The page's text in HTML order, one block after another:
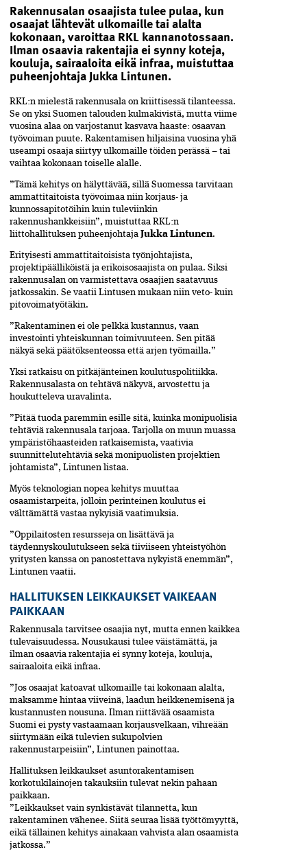
Rakennusalan osaajista tulee pulaa, kun
osaajat lähtevät ulkomaille tai alalta
kokonaan, varoittaa RKL kannanotossaan.
Ilman osaavia rakentajia ei synny koteja,
kouluja, sairaaloita eikä infraa, muistuttaa
puheenjohtaja Jukka Lintunen.
RKL:n mielestä rakennusala on kriittisessä tilanteessa.
Se on yksi Suomen talouden kulmakivistä, mutta viime
vuosina alaa on varjostanut kasvava haaste: osaavan
työvoiman puute. Rakentamisen hiljaisina vuosina yhä
useampi osaaja siirtyy ulkomaille töiden perässä – tai
vaihtaa kokonaan toiselle alalle.
”Tämä kehitys on hälyttävää, sillä Suomessa tarvitaan
ammattitaitoista työvoimaa niin korjaus- ja
kunnossapitotöihin kuin tuleviinkin
rakennushankkeisiin”, muistuttaa RKL:n
liittohallituksen puheenjohtaja Jukka Lintunen.
Erityisesti ammattitaitoisista työnjohtajista,
projektipäälliköistä ja erikoisosaajista on pulaa. Siksi
rakennusalan on varmistettava osaajien saatavuus
jatkossakin. Se vaatii Lintusen mukaan niin veto- kuin
pitovoimatyötäkin.
”Rakentaminen ei ole pelkkä­ kustannus, vaan
investointi yhteiskunnan toimivuuteen. Sen pitää
näkyä sekä päätöksenteossa että arjen työmailla.”
Yksi ratkaisu on pitkäjänteinen koulutuspolitiikka.
Rakennusalasta on tehtävä näkyvä, arvostettu ja
houkutteleva uravalinta.
”Pitää tuoda paremmin esille­­ ­sitä, kuinka monipuolisia
tehtäviä­ rakennusala tarjoaa. Tarjolla on muun muassa
ympäristöhaasteiden ratkaisemista, vaativia
suunnittelutehtäviä sekä monipuolisten projektien
johtamista”, Lintunen listaa.
Myös teknologian nopea kehitys muuttaa
osaamistarpeita, jolloin perinteinen koulutus ei
välttämättä vastaa nykyisiä vaatimuksia.
”Oppilaitosten resursseja on lisättävä ja
täydennyskoulutukseen sekä tiiviiseen yhteistyöhön
yritysten kanssa on panostettava nykyistä enemmän”,
Lintunen vaatii.
HALLITUKSEN LEIKKAUKSET VAIKEAAN
PAIKKAAN
Rakennusala tarvitsee osaajia nyt, mutta ennen kaikkea
tulevaisuudessa. Nousukausi tulee väistämättä, ja
ilman osaavia rakentajia ei synny koteja, kouluja,
sairaaloita eikä infraa.
”Jos osaajat katoavat ulkomaille tai kokonaan alalta,
maksamme hintaa viiveinä, laadun heikkenemisenä ja
kustannusten nousuna. Ilman riittävää osaamista
Suomi ei pysty vastaamaan korjausvelkaan, vihreään
siirtymään eikä tulevien sukupolvien
rakennustarpeisiin”, Lintunen painottaa.
Hallituksen leikkaukset asunto­rakentamisen
korkotukilainojen takauksiin tulevat nekin pahaan
paikkaan.
”Leikkaukset vain synkistävät tilannetta, kun
rakentaminen vähenee. Siitä seuraa lisää työttömyyttä,
eikä tällainen kehitys ainakaan vahvista alan osaamista
jatkossa.”